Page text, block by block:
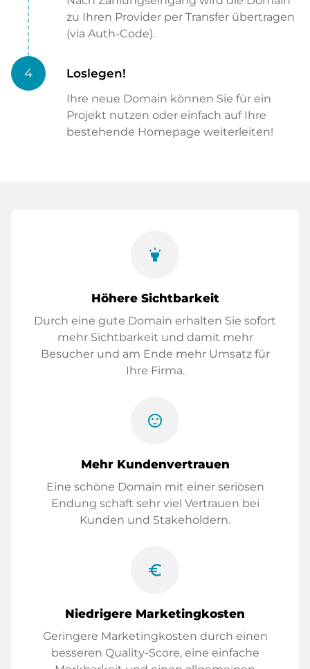
zu Ihren Provider per Transfer übertragen
(via Auth-Code).
4 Loslegen!
Ihre neue Domain können Sie für ein
Projekt nutzen oder einfach auf Ihre
bestehende Homepage weiterleiten!
highlight
Höhere Sichtbarkeit
Durch eine gute Domain erhalten Sie sofort
mehr Sichtbarkeit und damit mehr
Besucher und am Ende mehr Umsatz für
Ihre Firma.
sentiment_satisfied
Mehr Kundenvertrauen
Eine schöne Domain mit einer seriösen
Endung schaft sehr viel Vertrauen bei
Kunden und Stakeholdern.
euro_symbol
Niedrigere Marketingkosten
Geringere Marketingkosten durch einen
besseren Quality-Score, eine einfache